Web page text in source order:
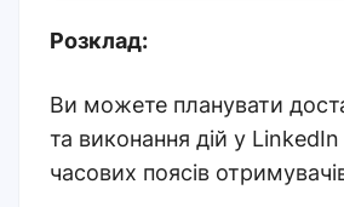
Розклад:
Ви можете планувати
та виконання дій у LinkedIn
часових поясів